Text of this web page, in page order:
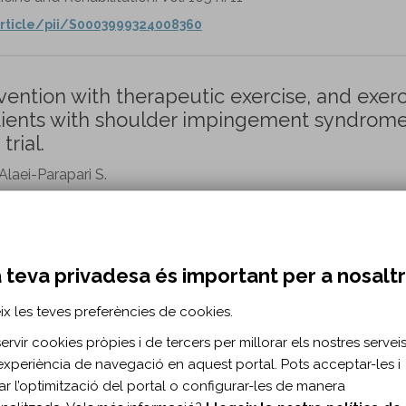
pii/S0003999324008360
with therapeutic exercise, and
with shoulder impingement
Parapari S.
n. 4
0269215520971764
Usual Care Physiotherapy Improve
Review and Meta-analysis.
teva privadesa és important per a
les teves preferències de cookies.
cookies pròpies i de tercers per millorar els nostres
de navegació en aquest portal. Pots acceptar-les i
l’optimització del portal o configurar-les de manera